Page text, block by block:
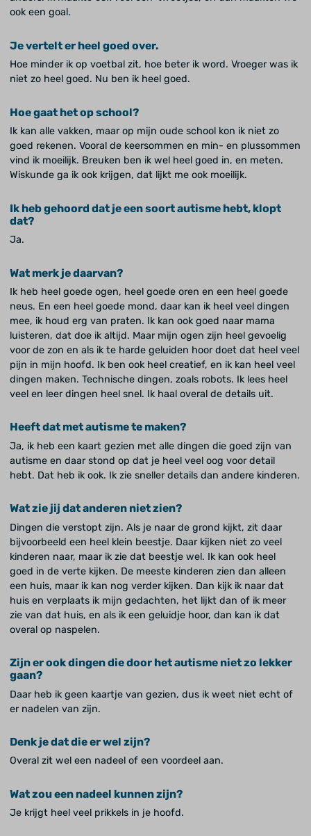
ook een goal.
Je vertelt er heel goed over.
Hoe minder ik op voetbal zit, hoe beter ik word. Vroeger was ik
niet zo heel goed. Nu ben ik heel goed.
Hoe gaat het op school?
Ik kan alle vakken, maar op mijn oude school kon ik niet zo
goed rekenen. Vooral de keersommen en min- en plussommen
vind ik moeilijk. Breuken ben ik wel heel goed in, en meten.
Wiskunde ga ik ook krijgen, dat lijkt me ook moeilijk.
Ik heb gehoord dat je een soort autisme hebt, klopt
dat?
Ja.
Wat merk je daarvan?
Ik heb heel goede ogen, heel goede oren en een heel goede
neus. En een heel goede mond, daar kan ik heel veel dingen
mee, ik houd erg van praten. Ik kan ook goed naar mama
luisteren, dat doe ik altijd. Maar mijn ogen zijn heel gevoelig
voor de zon en als ik te harde geluiden hoor doet dat heel veel
pijn in mijn hoofd. Ik ben ook heel creatief, en ik kan heel veel
dingen maken. Technische dingen, zoals robots. Ik lees heel
veel en leer dingen heel snel. Ik haal overal de details uit.
Heeft dat met autisme te maken?
Ja, ik heb een kaart gezien met alle dingen die goed zijn van
autisme en daar stond op dat je heel veel oog voor detail
hebt. Dat heb ik ook. Ik zie sneller details dan andere kinderen.
Wat zie jij dat anderen niet zien?
Dingen die verstopt zijn. Als je naar de grond kijkt, zit daar
bijvoorbeeld een heel klein beestje. Daar kijken niet zo veel
kinderen naar, maar ik zie dat beestje wel. Ik kan ook heel
goed in de verte kijken. De meeste kinderen zien dan alleen
een huis, maar ik kan nog verder kijken. Dan kijk ik naar dat
huis en verplaats ik mijn gedachten, het lijkt dan of ik meer
zie van dat huis, en als ik een geluidje hoor, dan kan ik dat
overal op naspelen.
Zijn er ook dingen die door het autisme niet zo lekker
gaan?
Daar heb ik geen kaartje van gezien, dus ik weet niet echt of
er nadelen van zijn.
Denk je dat die er wel zijn?
Overal zit wel een nadeel of een voordeel aan.
Wat zou een nadeel kunnen zijn?
Je krijgt heel veel prikkels in je hoofd.